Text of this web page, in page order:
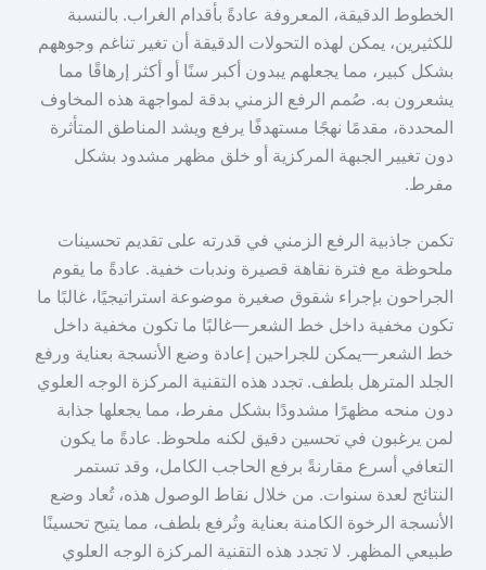
الخطوط الدقيقة، المعروفة عادةً بأقدام الغراب. بالنسبة
للكثيرين، يمكن لهذه التحولات الدقيقة أن تغير تناغم وجوههم
بشكل كبير، مما يجعلهم يبدون أكبر سنًا أو أكثر إرهاقًا مما
يشعرون به. صُمم الرفع الزمني بدقة لمواجهة هذه المخاوف
المحددة، مقدمًا نهجًا مستهدفًا يرفع ويشد المناطق المتأثرة
دون تغيير الجبهة المركزية أو خلق مظهر مشدود بشكل
مفرط.
تكمن جاذبية الرفع الزمني في قدرته على تقديم تحسينات
ملحوظة مع فترة نقاهة قصيرة وندبات خفية. عادةً ما يقوم
الجراحون بإجراء شقوق صغيرة موضوعة استراتيجيًا، غالبًا ما
تكون مخفية داخل خط الشعر—غالبًا ما تكون مخفية داخل
خط الشعر—يمكن للجراحين إعادة وضع الأنسجة بعناية ورفع
الجلد المترهل بلطف. تجدد هذه التقنية المركزة الوجه العلوي
دون منحه مظهرًا مشدودًا بشكل مفرط، مما يجعلها جذابة
لمن يرغبون في تحسين دقيق لكنه ملحوظ. عادةً ما يكون
التعافي أسرع مقارنةً برفع الحاجب الكامل، وقد تستمر
النتائج لعدة سنوات. من خلال نقاط الوصول هذه، تُعاد وضع
الأنسجة الرخوة الكامنة بعناية وتُرفع بلطف، مما يتيح تحسينًا
طبيعي المظهر. لا تجدد هذه التقنية المركزة الوجه العلوي